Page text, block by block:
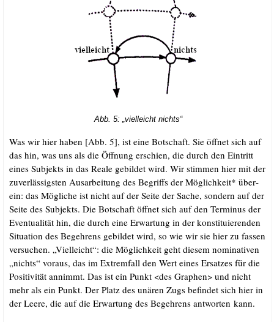
Abb. 5: „viel­leicht nichts“
Was wir hier haben [Abb. 5], ist eine Bot­schaft. Sie öff­net sich auf
das hin, was uns als die Öff­nung erschien, die durch den Ein­tritt
eines Sub­jekts in das Rea­le gebil­det wird. Wir stim­men hier mit der
zuver­läs­sigs­ten Aus­ar­bei­tung des Begriffs der Mög­lich­keit* über­
ein: das Mög­li­che ist nicht auf der Sei­te der Sache, son­dern auf der
Sei­te des Sub­jekts. Die Bot­schaft öff­net sich auf den Ter­mi­nus der
Even­tua­li­tät hin, die durch eine Erwar­tung in der kon­sti­tu­ie­ren­den
Situa­ti­on des Begeh­rens gebil­det wird, so wie wir sie hier zu fas­sen
ver­su­chen. „Viel­leicht“: die Mög­lich­keit geht die­sem nomi­na­ti­ven
„nichts“ vor­aus, das im Extrem­fall den Wert eines Ersat­zes für die
Posi­ti­vi­tät annimmt. Das ist ein Punkt <des Gra­phen> und nicht
mehr als ein Punkt. Der Platz des unä­ren Zugs befin­det sich hier in
der Lee­re, die auf die Erwar­tung des Begeh­rens ant­wor­ten kann.